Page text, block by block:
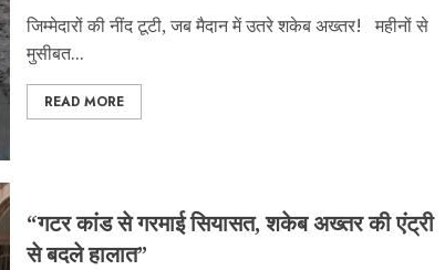
जिम्मेदारों की नींद टूटी, जब मैदान में उतरे शकेब अख्तर! महीनों से
मुसीबत...
READ MORE
“गटर कांड से गरमाई सियासत, शकेब अख्तर की एंट्री
से बदले हालात”